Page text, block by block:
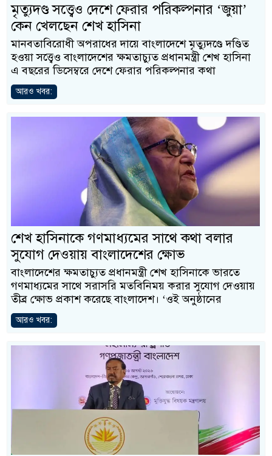
মৃত্যুদণ্ড সত্ত্বেও দেশে ফেরার পরিকল্পনার ‘জুয়া’
কেন খেলছেন শেখ হাসিনা
মানবতাবিরোধী অপরাধের দায়ে বাংলাদেশে মৃত্যুদণ্ডে দণ্ডিত
হওয়া সত্ত্বেও বাংলাদেশের ক্ষমতাচ্যুত প্রধানমন্ত্রী শেখ হাসিনা
এ বছরের ডিসেম্বরে দেশে ফেরার পরিকল্পনার কথা
আরও খবর:
শেখ হাসিনাকে গণমাধ্যমের সাথে কথা বলার
সুযোগ দেওয়ায় বাংলাদেশের ক্ষোভ
বাংলাদেশের ক্ষমতাচ্যুত প্রধানমন্ত্রী শেখ হাসিনাকে ভারতে
গণমাধ্যমের সাথে সরাসরি মতবিনিময় করার সুযোগ দেওয়ায়
তীব্র ক্ষোভ প্রকাশ করেছে বাংলাদেশ। ‘ওই অনুষ্ঠানের
আরও খবর: